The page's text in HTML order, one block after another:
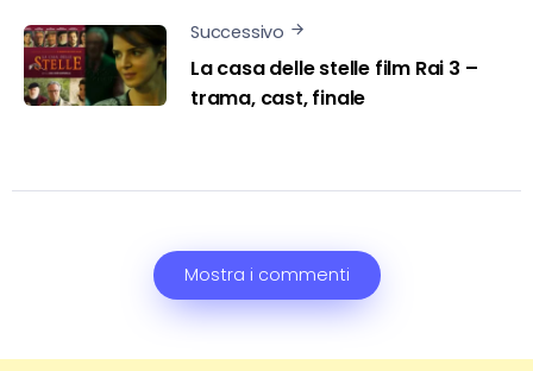
Successivo
La casa delle stelle film Rai 3 –
trama, cast, finale
Mostra i commenti